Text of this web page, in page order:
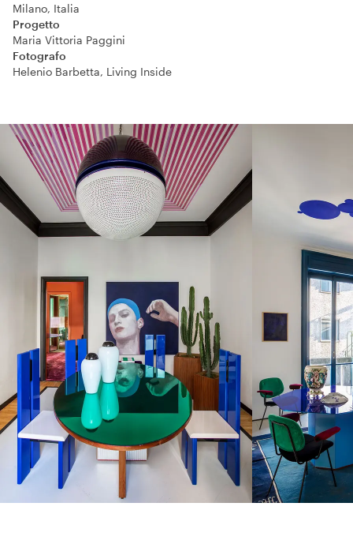
Milano, Italia
Progetto
Maria Vittoria Paggini
Fotografo
Helenio Barbetta, Living Inside